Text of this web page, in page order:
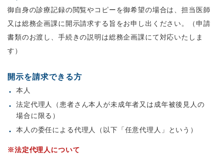
御自身の診療記録の閲覧やコピーを御希望の場合は、担当医師
又は総務企画課に開示請求する旨をお申し出ください。（申請
書類のお渡し、手続きの説明は総務企画課にて対応いたしま
す）
開示を請求できる方
本人
法定代理人（患者さん本人が未成年者又は成年被後見人の
場合に限る）
本人の委任による代理人（以下「任意代理人」という）
※法定代理人について